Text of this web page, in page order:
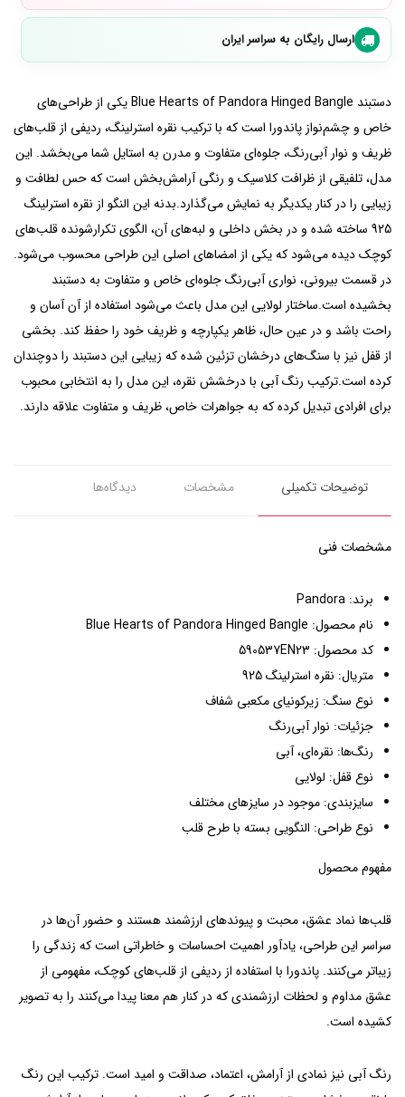
ارسال رایگان به سراسر ایران
دستبند Blue Hearts of Pandora Hinged Bangle یکی از طراحی‌های
خاص و چشم‌نواز پاندورا است که با ترکیب نقره استرلینگ، ردیفی از قلب‌های
ظریف و نوار آبی‌رنگ، جلوه‌ای متفاوت و مدرن به استایل شما می‌بخشد. این
مدل، تلفیقی از ظرافت کلاسیک و رنگی آرامش‌بخش است که حس لطافت و
زیبایی را در کنار یکدیگر به نمایش می‌گذارد.بدنه این النگو از نقره استرلینگ
925 ساخته شده و در بخش داخلی و لبه‌های آن، الگوی تکرارشونده قلب‌های
کوچک دیده می‌شود که یکی از امضاهای اصلی این طراحی محسوب می‌شود.
در قسمت بیرونی، نواری آبی‌رنگ جلوه‌ای خاص و متفاوت به دستبند
بخشیده است.ساختار لولایی این مدل باعث می‌شود استفاده از آن آسان و
راحت باشد و در عین حال، ظاهر یکپارچه و ظریف خود را حفظ کند. بخشی
از قفل نیز با سنگ‌های درخشان تزئین شده که زیبایی این دستبند را دوچندان
کرده است.ترکیب رنگ آبی با درخشش نقره، این مدل را به انتخابی محبوب
برای افرادی تبدیل کرده که به جواهرات خاص، ظریف و متفاوت علاقه دارند.
توضیحات تکمیلی مشخصات دیدگاه‌ها
مشخصات فنی
برند: Pandora
نام محصول: Blue Hearts of Pandora Hinged Bangle
کد محصول: 590537EN23
متریال: نقره استرلینگ 925
نوع سنگ: زیرکونیای مکعبی شفاف
جزئیات: نوار آبی‌رنگ
رنگ‌ها: نقره‌ای، آبی
نوع قفل: لولایی
سایزبندی: موجود در سایزهای مختلف
نوع طراحی: النگویی بسته با طرح قلب
مفهوم محصول
قلب‌ها نماد عشق، محبت و پیوندهای ارزشمند هستند و حضور آن‌ها در
سراسر این طراحی، یادآور اهمیت احساسات و خاطراتی است که زندگی را
زیباتر می‌کنند. پاندورا با استفاده از ردیفی از قلب‌های کوچک، مفهومی از
عشق مداوم و لحظات ارزشمندی که در کنار هم معنا پیدا می‌کنند را به تصویر
کشیده است.
رنگ آبی نیز نمادی از آرامش، اعتماد، صداقت و امید است. ترکیب این رنگ